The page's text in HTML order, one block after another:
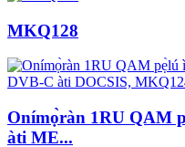
MKQ128
Onímọ̀ràn 1RU QAM
àti ME...